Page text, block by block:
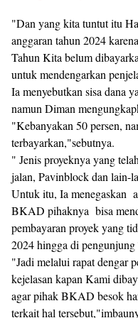
"Dan yang kita tuntut itu
anggaran tahun 2024
Tahun Kita belum
untuk mendengarkan
Ia menyebutkan sisa dana
namun Diman
"Kebanyakan 50 persen,
terbayarkan,"sebutnya.
" Jenis proyeknya yang
jalan, Pavinblock dan lain-
Untuk itu, Ia menegaskan
BKAD pihaknya bisa
pembayaran proyek yang
2024 hingga di
"Jadi melalui rapat dengar
kejelasan kapan Kami
agar pihak BKAD besok
terkait hal